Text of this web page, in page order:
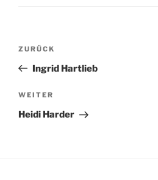
Beitragsnavigation
Vorheriger
Beitrag
ZURÜCK
Ingrid Hartlieb
Nächster
Beitrag
WEITER
Heidi Harder